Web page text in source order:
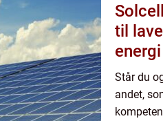
Solceller
til
energi
Står du
andet,